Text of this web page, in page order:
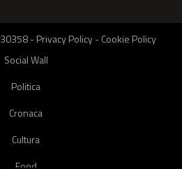
-Privacy Policy-Cookie Policy
Social Wall
Politica
Cronaca
Cultura
Food